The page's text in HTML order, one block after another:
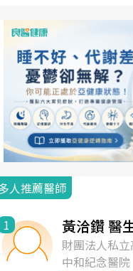
人推薦醫師
1 黃洽鑽 醫
財團法人私
中和紀念醫院